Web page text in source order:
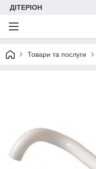
ДІТЕРІОН
Товари та послуги